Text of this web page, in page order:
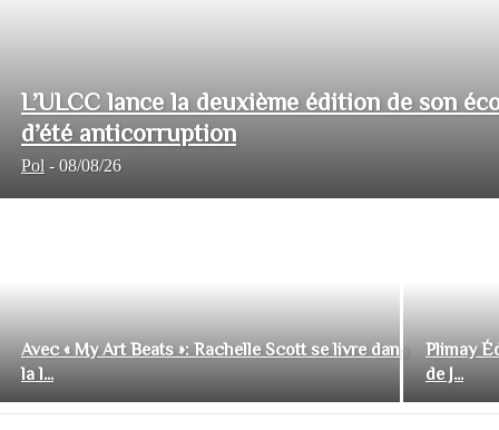
L’ULCC lance la deuxième édition de son
d’été anticorruption
Pol - 08/08/26
Avec « My Art Beats »: Rachelle Scott se livre dans
la l...
Plimay
de J...